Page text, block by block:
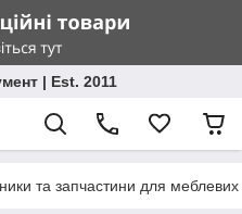
| Est. 2011
та запчастини для